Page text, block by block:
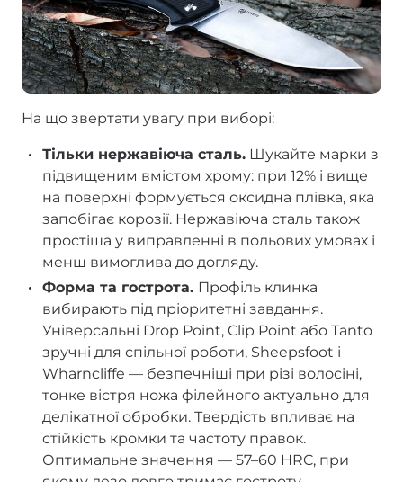
На що звертати увагу при виборі:
Тільки нержавіюча сталь. Шукайте марки з
підвищеним вмістом хрому: при 12% і вище
на поверхні формується оксидна плівка, яка
запобігає корозії. Нержавіюча сталь також
простіша у виправленні в польових умовах і
менш вимоглива до догляду.
Форма та гострота. Профіль клинка
вибирають під пріоритетні завдання.
Універсальні Drop Point, Clip Point або Tanto
зручні для спільної роботи, Sheepsfoot і
Wharncliffe — безпечніші при різі волосіні,
тонке вістря ножа філейного актуально для
делікатної обробки. Твердість впливає на
стійкість кромки та частоту правок.
Оптимальне значення — 57–60 HRC, при